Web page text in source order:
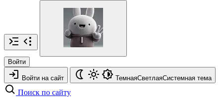
Войти
Войти на сайт ТемнаяСветлаяСистемная тема
Поиск по сайту